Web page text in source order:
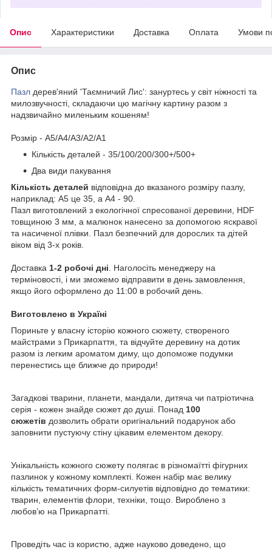
Опис Характеристики Доставка Оплата Умови
Опис
Пазл дерев'яний 'Таємничий Лис': зануртесь у світ ніжності та
милозвучності, складаючи цю магічну картину разом з
надзвичайно миленьким кошеням!
Розмір - A5/A4/A3/A2/A1
Кількість деталей - 35/100/200/300+/500+
Два види пакування
Кількість деталей відповідна до вказаного розміру пазлу,
наприклад: А5 це 35, а А4 - 90.
Пазл виготовлений з екологічної спресованої деревини, HDF
товщиною 3 мм, а малюнок нанесено за допомогою яскравої
та насиченої плівки. Пазл безпечний для дорослих та дітей
віком від 3-х років.
Доставка 1-2 робочі дні . Наголосіть менеджеру на
терміновості, і ми зможемо відправити в день замовлення,
якщо його оформлено до 11:00 в робочий день.
Виготовлено в Україні
Пориньте у власну історію кожного сюжету, створеного
майстрами з Прикарпаття, та відчуйте деревину на дотик
разом із легким ароматом диму, що допоможе подумки
перенестись ще ближче до природи!
Загадкові тварини, планети, мандали, дитяча чи патріотична
серія - кожен знайде сюжет до душі. Понад 100
сюжетів дозволить обрати оригінальний подарунок або
заповнити пустуючу стіну цікавим елементом декору.
Унікальність кожного сюжету полягає в різномаїтті фігурних
пазлинок у кожному комплекті. Кожен набір має велику
кількість тематичних форм-силуетів відповідно до тематики:
тварин, елементів флори, техніки, тощо. Вироблено з
любов’ю на Прикарпатті.
Проведіть час із користю, адже науково доведено, що